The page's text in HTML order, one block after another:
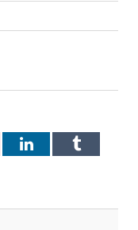
LinkedInTumblr